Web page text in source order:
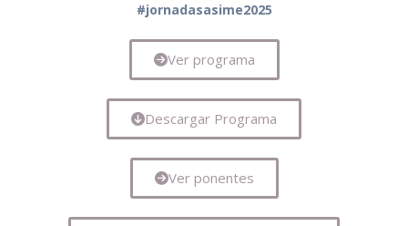
#jornadasasime2025
Ver programa
Descargar Programa
Ver ponentes